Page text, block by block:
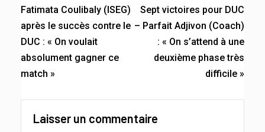
Fatimata Coulibaly (ISEG)
après le succès contre le
DUC : « On voulait
absolument gagner ce
match »
Sept victoires pour DUC
– Parfait Adjivon (Coach)
: « On s’attend à une
deuxième phase très
difficile »
Laisser un commentaire